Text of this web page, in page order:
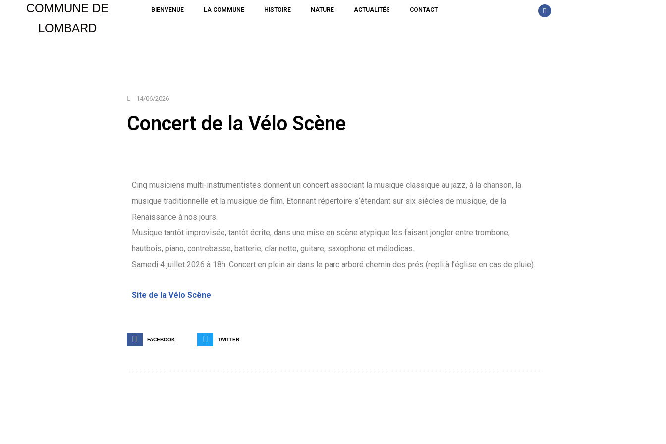
COMMUNE DE
LOMBARD
BIENVENUE LA COMMUNE HISTOIRE NATURE ACTUALITÉS CONTACT
14/06/2026
Concert de la Vélo Scène
Cinq musiciens multi-instrumentistes donnent un concert associant la musique classique au jazz, à la chanson, la
musique traditionnelle et la musique de film. Etonnant répertoire s’étendant sur six siècles de musique, de la
Renaissance à nos jours.
Musique tantôt improvisée, tantôt écrite, dans une mise en scène atypique les faisant jongler entre trombone,
hautbois, piano, contrebasse, batterie, clarinette, guitare, saxophone et mélodicas.
Samedi 4 juillet 2026 à 18h. Concert en plein air dans le parc arboré chemin des prés (repli à l’église en cas de pluie).
Site de la Vélo Scène
FACEBOOK TWITTER